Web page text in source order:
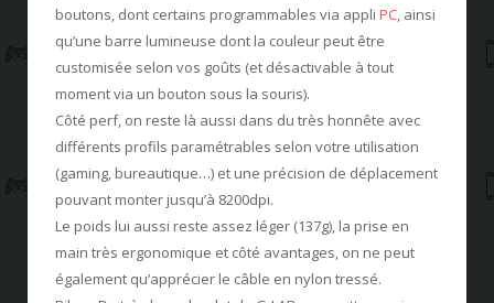
boutons, dont certains programmables via appli PC, ainsi
qu’une barre lumineuse dont la couleur peut être
customisée selon vos goûts (et désactivable à tout
moment via un bouton sous la souris).
Côté perf, on reste là aussi dans du très honnête avec
différents profils paramétrables selon votre utilisation
(gaming, bureautique…) et une précision de déplacement
pouvant monter jusqu’à 8200dpi.
Le poids lui aussi reste assez léger (137g), la prise en
main très ergonomique et côté avantages, on ne peut
également qu’apprécier le câble en nylon tressé.